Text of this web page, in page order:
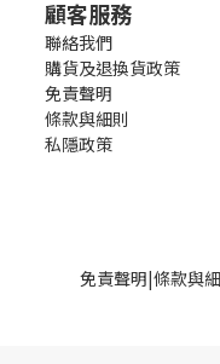
顧客服務
聯絡我們
購貨及退換貨政策
免責聲明
條款與細則
私隱政策
免責聲明|條款與